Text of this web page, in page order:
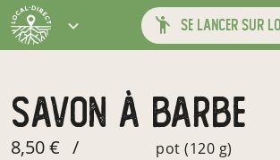
se lancer sur
savon à barbe
8,50 € / pot (120 g)